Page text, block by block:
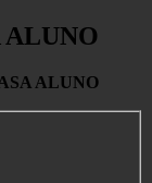
ALUNO
ALUNO